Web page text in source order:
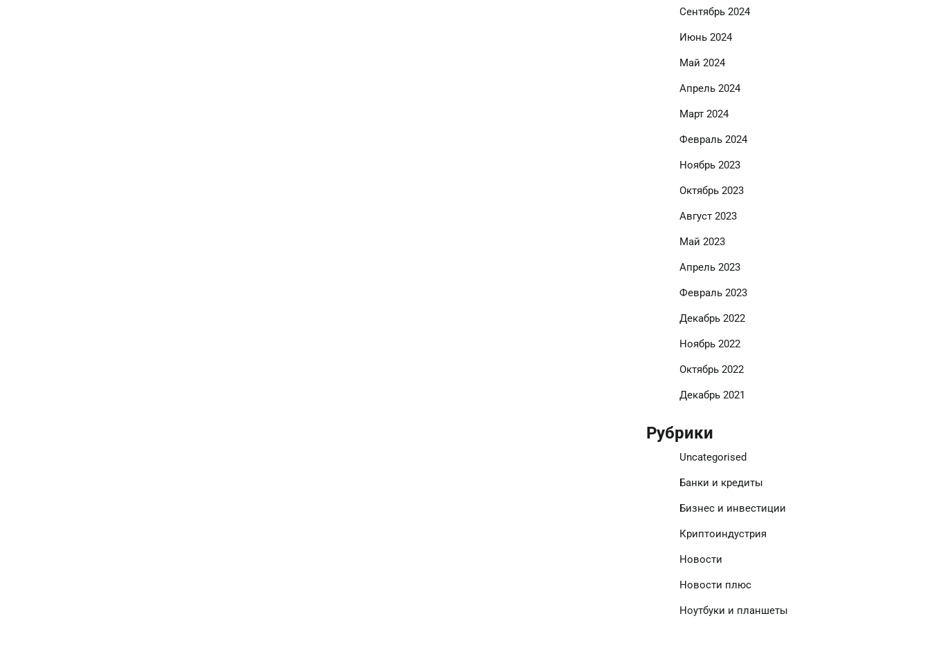
Сентябрь 2024
Июнь 2024
Май 2024
Апрель 2024
Март 2024
Февраль 2024
Ноябрь 2023
Октябрь 2023
Август 2023
Май 2023
Апрель 2023
Февраль 2023
Декабрь 2022
Ноябрь 2022
Октябрь 2022
Декабрь 2021
Рубрики
Uncategorised
Банки и кредиты
Бизнес и инвестиции
Криптоиндустрия
Новости
Новости плюс
Ноутбуки и планшеты